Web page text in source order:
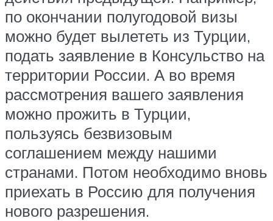
по окончании полугодовой визы
можно будет вылететь из Турции,
подать заявление в Консульство на
территории России. А во время
рассмотрения вашего заявления
можно прожить в Турции,
пользуясь безвизовым
соглашением между нашими
странами. Потом необходимо вновь
приехать в Россию для получения
нового разрешения.